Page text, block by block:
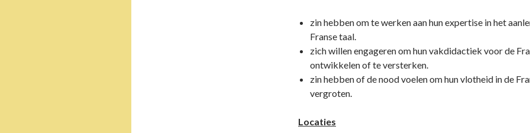
zin hebben om te werken aan hun expertise in het
Franse taal.
zich willen engageren om hun vakdidactiek voor de
ontwikkelen of te versterken.
zin hebben of de nood voelen om hun vlotheid in de
vergroten.
Locaties